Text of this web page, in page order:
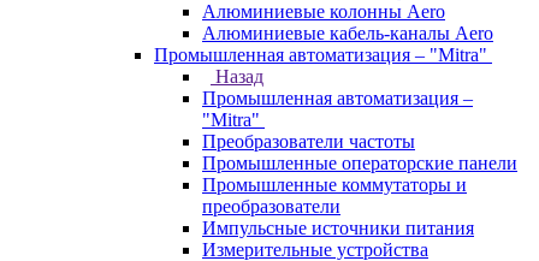
Алюминиевые колонны Aero
Алюминиевые кабель-каналы Aero
Промышленная автоматизация – "Mitra"
Назад
Промышленная автоматизация –
"Mitra"
Преобразователи частоты
Промышленные операторские панели
Промышленные коммутаторы и
преобразователи
Импульсные источники питания
Измерительные устройства